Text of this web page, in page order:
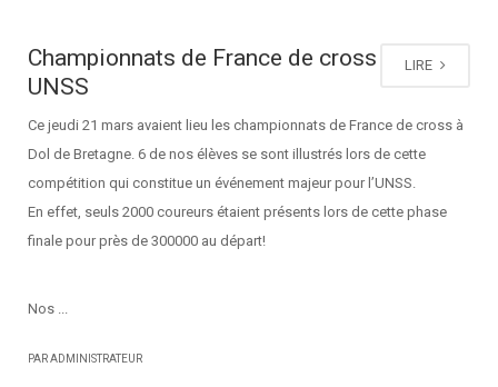
LIRE
Championnats de France de cross
UNSS
Ce jeudi 21 mars avaient lieu les championnats de France de cross à
Dol de Bretagne. 6 de nos élèves se sont illustrés lors de cette
compétition qui constitue un événement majeur pour l’UNSS.
En effet, seuls 2000 coureurs étaient présents lors de cette phase
finale pour près de 300000 au départ!
Nos ...
PAR ADMINISTRATEUR